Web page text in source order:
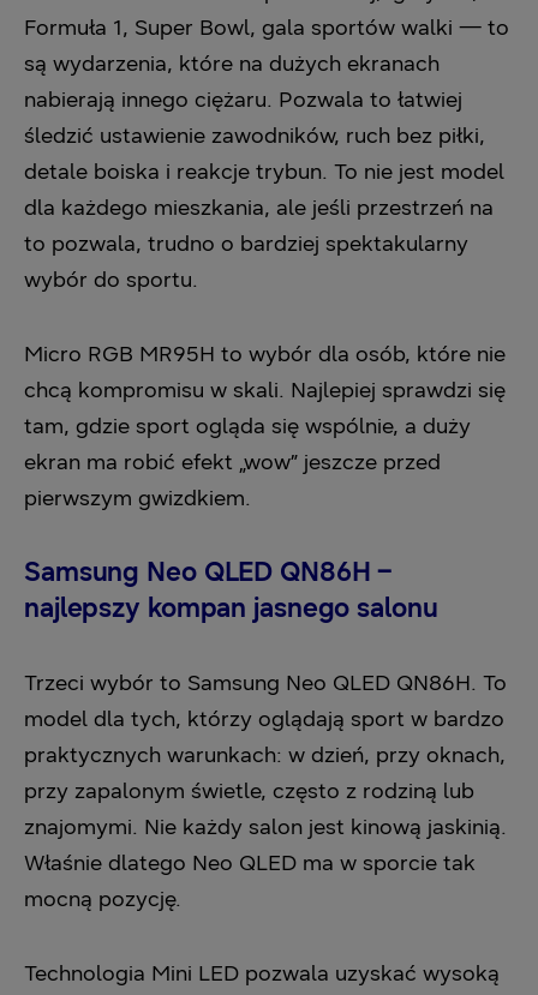
Formuła 1, Super Bowl, gala sportów walki — to
są wydarzenia, które na dużych ekranach
nabierają innego ciężaru. Pozwala to łatwiej
śledzić ustawienie zawodników, ruch bez piłki,
detale boiska i reakcje trybun. To nie jest model
dla każdego mieszkania, ale jeśli przestrzeń na
to pozwala, trudno o bardziej spektakularny
wybór do sportu.
Micro RGB MR95H to wybór dla osób, które nie
chcą kompromisu w skali. Najlepiej sprawdzi się
tam, gdzie sport ogląda się wspólnie, a duży
ekran ma robić efekt „wow” jeszcze przed
pierwszym gwizdkiem.
Samsung Neo QLED QN86H –
najlepszy kompan jasnego salonu
Trzeci wybór to Samsung Neo QLED QN86H. To
model dla tych, którzy oglądają sport w bardzo
praktycznych warunkach: w dzień, przy oknach,
przy zapalonym świetle, często z rodziną lub
znajomymi. Nie każdy salon jest kinową jaskinią.
Właśnie dlatego Neo QLED ma w sporcie tak
mocną pozycję.
Technologia Mini LED pozwala uzyskać wysoką